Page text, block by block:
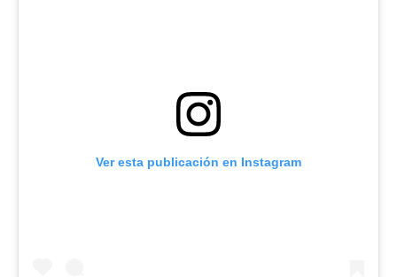
Ver esta publicación en Instagram